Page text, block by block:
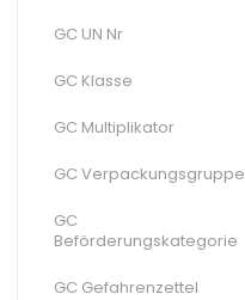
GC UN Nr
GC Klasse
GC Multiplikator
GC Verpackungsgruppe
GC
Beförderungskategorie
GC Gefahrenzettel